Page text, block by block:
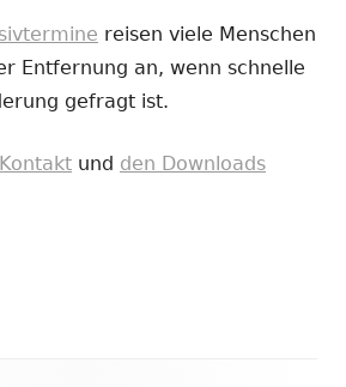
reisen viele Menschen
Entfernung an, wenn schnelle
gefragt ist.
Kontakt und den Downloads